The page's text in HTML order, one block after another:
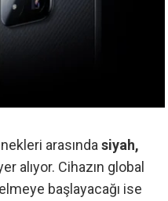
arasında siyah,
alıyor. Cihazın global
başlayacağı ise